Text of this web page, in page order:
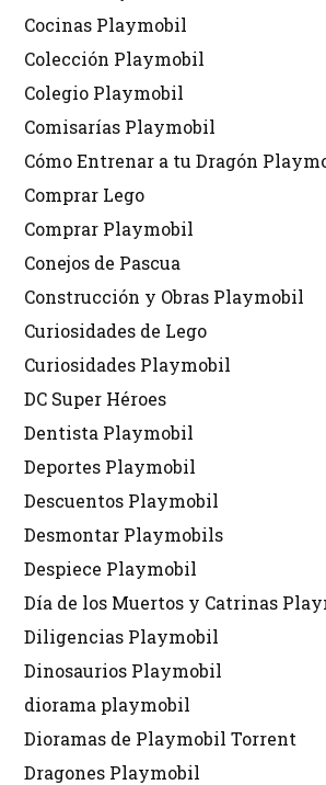
Cocinas Playmobil
Colección Playmobil
Colegio Playmobil
Comisarías Playmobil
Cómo Entrenar a tu Dragón
Comprar Lego
Comprar Playmobil
Conejos de Pascua
Construcción y Obras Playmobil
Curiosidades de Lego
Curiosidades Playmobil
DC Super Héroes
Dentista Playmobil
Deportes Playmobil
Descuentos Playmobil
Desmontar Playmobils
Despiece Playmobil
Día de los Muertos y Catrinas
Diligencias Playmobil
Dinosaurios Playmobil
diorama playmobil
Dioramas de Playmobil Torrent
Dragones Playmobil